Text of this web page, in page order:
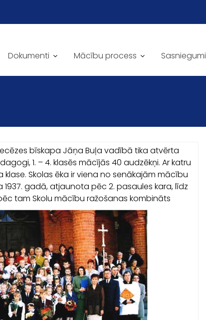
Dokumenti Mācību process Sasniegumi
bīskapa Jāņa Buļa vadībā tika atvērta
1. – 4. klasēs mācījās 40 audzēkņi. Ar katru
Skolas ēka ir viena no senākajām mācību
gadā, atjaunota pēc 2. pasaules kara, līdz
tam Skolu mācību ražošanas kombināts